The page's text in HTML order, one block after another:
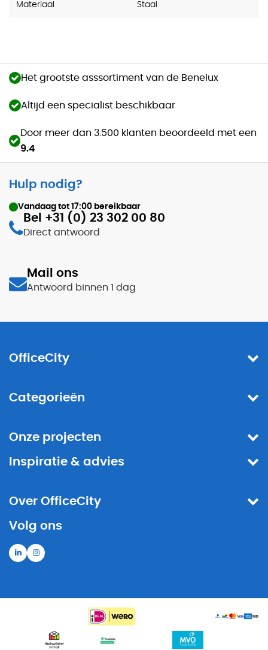
Materiaal Staal
Het grootste asssortiment van de Benelux
Altijd een specialist beschikbaar
Door meer dan 3.500 klanten beoordeeld met een
9.4
Hulp nodig?
Vandaag tot 17:00 bereikbaar
Bel +31 (0) 23 302 00 80
Direct antwoord
Mail ons
Antwoord binnen 1 dag
OfficeCity
Categorieën
Onze projecten
Inspiratie & advies
Over OfficeCity
Volg ons